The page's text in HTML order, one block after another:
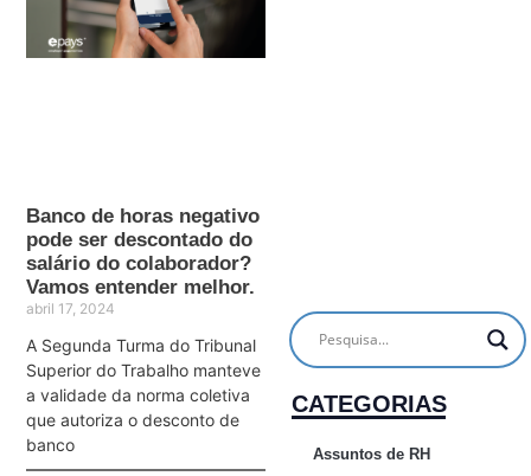
Banco de horas negativo
pode ser descontado do
salário do colaborador?
Vamos entender melhor.
abril 17, 2024
A Segunda Turma do Tribunal
Superior do Trabalho manteve
a validade da norma coletiva
que autoriza o desconto de
banco
CATEGORIAS
Assuntos de RH